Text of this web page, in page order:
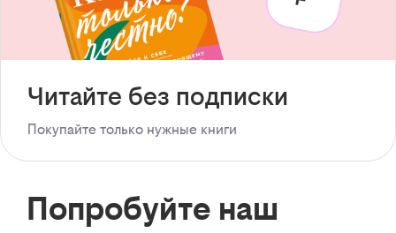
Читайте без подписки
Покупайте только нужные книги
Попробуйте наш